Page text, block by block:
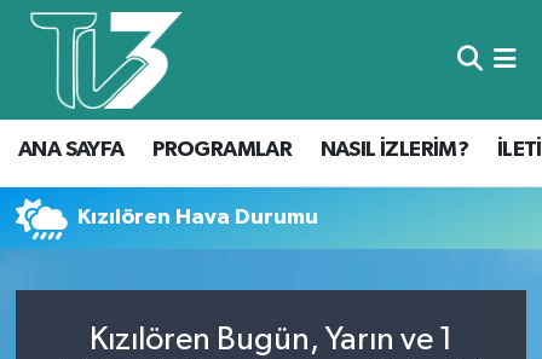
ANA SAYFA PROGRAMLAR NASIL İZLERİM?
Kızılören Hava Durumu
Kızılören Bugün, Yarın ve 1
Foto Galeri
Canlı Yayın
ANA SAYFA
PROGRAMLAR
NASIL İZLERİM?
KÜNYE